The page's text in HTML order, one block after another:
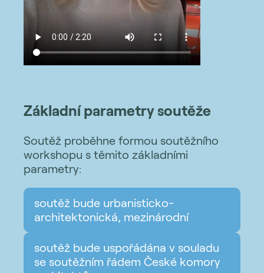
Základní parametry soutěže
Soutěž proběhne formou soutěžního
workshopu s těmito základními
parametry:
soutěž bude urbanisticko-
architektonická, mezinárodní
soutěž bude uspořádána v souladu
se soutěžním řádem České komory